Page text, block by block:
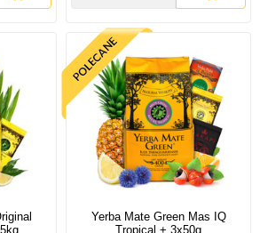
Yerba Mate Green Mas IQ
Tropical + 3x50g